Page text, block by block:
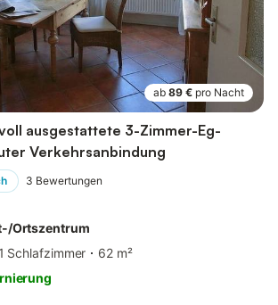
ab 89 € pro Nacht
ausgestattete 3-Zimmer-Eg-
Verkehrsanbindung
3 Bewertungen
Ortszentrum
1 Schlafzimmer
62 m²